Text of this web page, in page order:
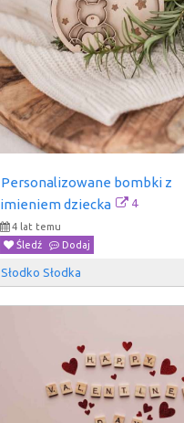
Personalizowane bombki z
imieniem dziecka
4
4 lat temu
Śledź
Dodaj
Słodko Słodka